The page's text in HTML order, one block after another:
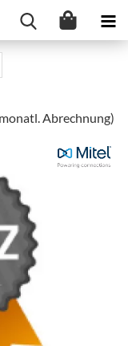
Abrechnung)